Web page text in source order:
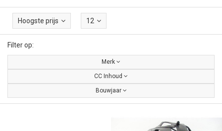
Hoogste prijs 12
Filter op:
Merk
CC Inhoud
Bouwjaar